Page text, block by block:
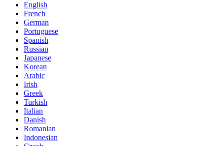
English
French
German
Portuguese
Spanish
Russian
Japanese
Korean
Arabic
Irish
Greek
Turkish
Italian
Danish
Romanian
Indonesian